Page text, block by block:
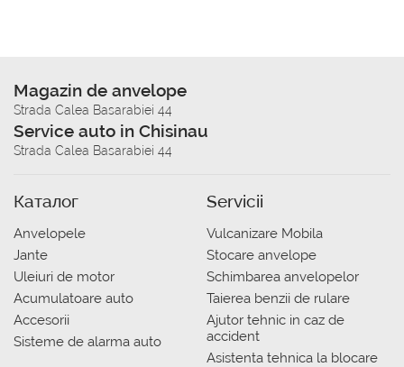
Magazin de anvelope
Strada Calea Basarabiei 44
Service auto in Chisinau
Strada Calea Basarabiei 44
Каталог
Anvelopele
Jante
Uleiuri de motor
Acumulatoare auto
Accesorii
Sisteme de alarma auto
Servicii
Vulcanizare Mobila
Stocare anvelope
Schimbarea anvelopelor
Taierea benzii de rulare
Ajutor tehnic in caz de
accident
Asistenta tehnica la blocare